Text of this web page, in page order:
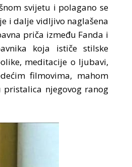
svijetu i polagano se
i dalje vidljivo naglašena
priča između Fanda i
koja ističe stilske
meditacije o ljubavi,
filmovima, mahom
njegovog ranog